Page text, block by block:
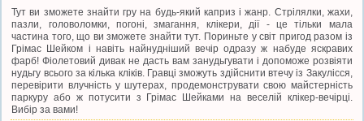
Тут ви зможете знайти гру на будь-який каприз і жанр. Стрілялки, жахи,
пазли, головоломки, погоні, змагання, клікери, дії - це тільки мала
частина того, що ви зможете знайти тут. Пориньте у світ пригод разом із
Грімас Шейком і навіть найнудніший вечір одразу ж набуде яскравих
фарб! Фіолетовий дивак не дасть вам занудьгувати і допоможе розвіяти
нудьгу всього за кілька кліків. Гравці зможуть здійснити втечу із Закулісся,
перевірити влучність у шутерах, продемонструвати свою майстерність
паркуру або ж потусити з Грімас Шейками на веселій клікер-вечірці.
Вибір за вами!